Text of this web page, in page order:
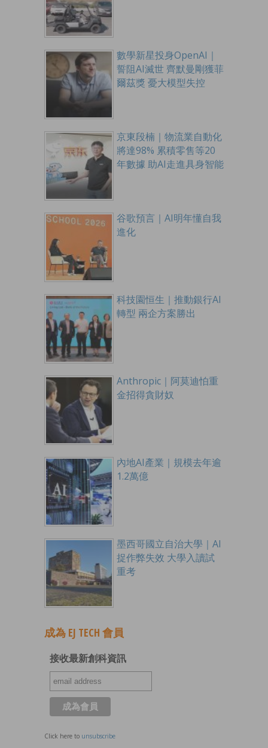
數學新星投身OpenAI｜
誓阻AI滅世 齊默曼剛獲菲
爾茲獎 憂大模型失控
京東段楠｜物流業自動化
將達98% 累積零售等20
年數據 助AI走進具身智能
谷歌預言｜AI明年懂自我
進化
科技園恒生｜推動銀行AI
轉型 兩企方案勝出
Anthropic｜阿莫迪怕重
金招得貪財奴
內地AI產業｜規模去年逾
1.2萬億
墨西哥國立自治大學｜AI
捉作弊失效 大學入讀試
重考
成為 EJ TECH 會員
接收最新創科資訊
Click here to unsubscribe